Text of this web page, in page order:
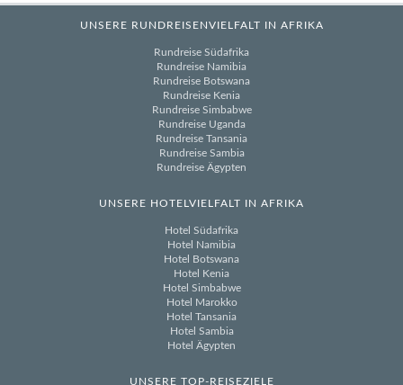
UNSERE RUNDREISENVIELFALT IN AFRIKA
Rundreise Südafrika
Rundreise Namibia
Rundreise Botswana
Rundreise Kenia
Rundreise Simbabwe
Rundreise Uganda
Rundreise Tansania
Rundreise Sambia
Rundreise Ägypten
UNSERE HOTELVIELFALT IN AFRIKA
Hotel Südafrika
Hotel Namibia
Hotel Botswana
Hotel Kenia
Hotel Simbabwe
Hotel Marokko
Hotel Tansania
Hotel Sambia
Hotel Ägypten
UNSERE TOP-REISEZIELE